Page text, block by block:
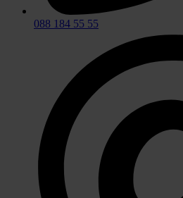
088 184 55 55